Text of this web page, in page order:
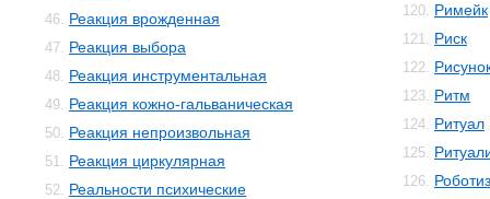
46. Реакция врожденная
47. Реакция выбора
48. Реакция инструментальная
49. Реакция кожно-гальваническая
50. Реакция непроизвольная
51. Реакция циркулярная
52. Реальности психические
120. Римейк
121. Риск
122.
123. Ритм
124. Ритуал
125.
126.